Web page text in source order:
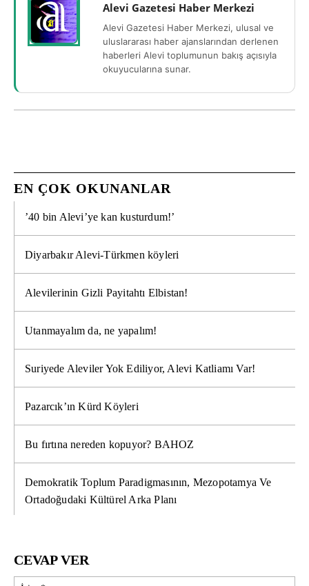
Alevi Gazetesi Haber Merkezi
Alevi Gazetesi Haber Merkezi, ulusal ve
uluslararası haber ajanslarından derlenen
haberleri Alevi toplumunun bakış açısıyla
okuyucularına sunar.
EN ÇOK OKUNANLAR
’40 bin Alevi’ye kan kusturdum!’
Diyarbakır Alevi-Türkmen köyleri
Alevilerinin Gizli Payitahtı Elbistan!
Utanmayalım da, ne yapalım!
Suriyede Aleviler Yok Ediliyor, Alevi Katliamı Var!
Pazarcık’ın Kürd Köyleri
Bu fırtına nereden kopuyor? BAHOZ
Demokratik Toplum Paradigmasının, Mezopotamya Ve
Ortadoğudaki Kültürel Arka Planı
CEVAP VER